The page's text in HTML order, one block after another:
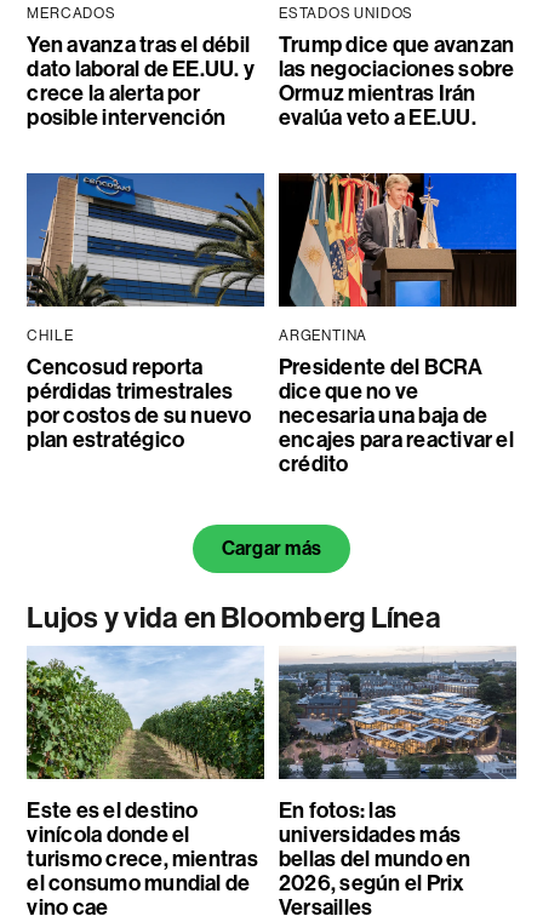
MERCADOS
Yen avanza tras el débil
dato laboral de EE.UU. y
crece la alerta por
posible intervención
ESTADOS UNIDOS
Trump dice que avanzan
las negociaciones sobre
Ormuz mientras Irán
evalúa veto a EE.UU.
CHILE
Cencosud reporta
pérdidas trimestrales
por costos de su nuevo
plan estratégico
ARGENTINA
Presidente del BCRA
dice que no ve
necesaria una baja de
encajes para reactivar el
crédito
Cargar más
Lujos y vida en Bloomberg Línea
Este es el destino
vinícola donde el
turismo crece, mientras
el consumo mundial de
vino cae
En fotos: las
universidades más
bellas del mundo en
2026, según el Prix
Versailles